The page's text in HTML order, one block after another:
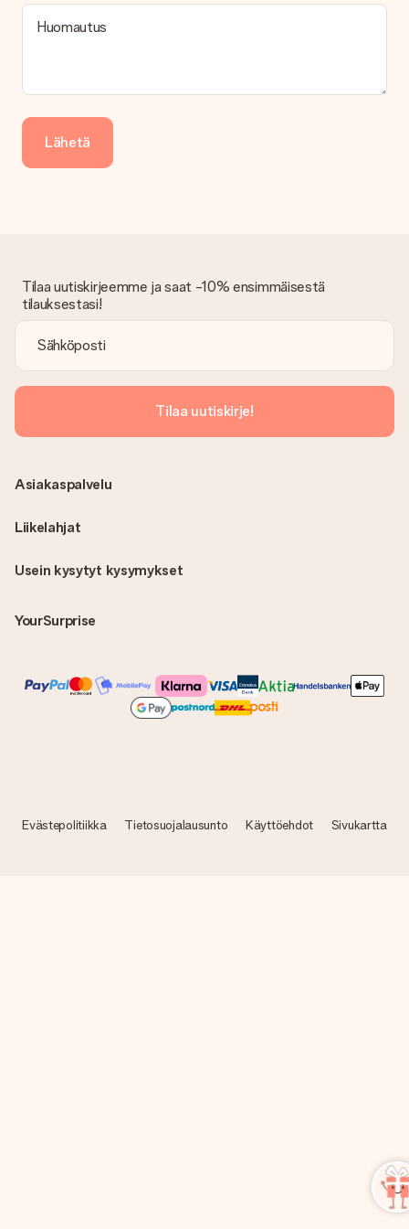
Kuinka voin maksaa tilaukseni?
Tarjoamme seuraavat maksutavat: iDeal, Paypal, luottokortti,
Saapunut lahja
Entä jos lahja ei ole täysin mieleeni?
Olemme syvästi pahoillamme, että lahjasi ei ole sinun mielesi
Tämä tarkoittaa sitä, että lahja toimitetaan suoraan
vastaanottajalle, mikä tekee siitä todellisen yllätyksen!
Huomautus
Lähetä
Tilaa uutiskirjeemme ja saat -10% ensimmäisestä
tilauksestasi!
Tilaa uutiskirje!
Usein kysytyt kysymykset
YourSurprise
Asiakaspalvelu
Liikelahjat
Evästepolitiikka Tietosuojalausunto Käyttöehdot Sivukartta